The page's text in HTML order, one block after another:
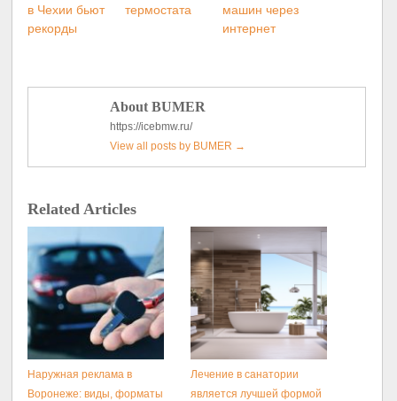
в Чехии бьют
рекорды
термостата
машин через
интернет
About BUMER
https://icebmw.ru/
View all posts by BUMER →
Related Articles
Наружная реклама в
Воронеже: виды, форматы
Лечение в санатории
является лучшей формой